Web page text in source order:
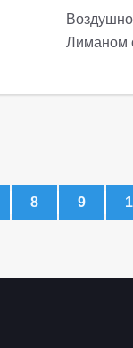
Лиманом
8 9